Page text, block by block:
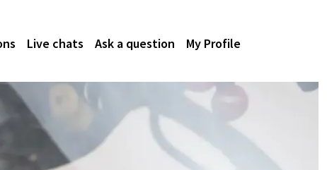
Live chats Ask a question My Profile